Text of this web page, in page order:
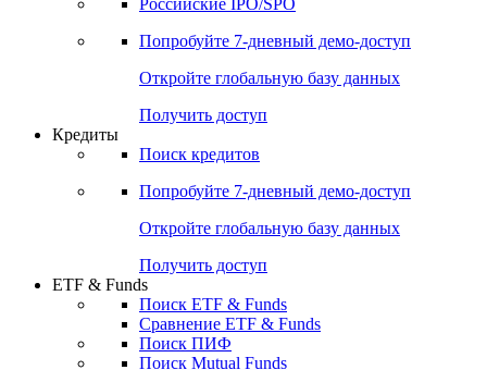
Поиск акций
Российские IPO/SPO
Попробуйте7-дневный
Откройте глобальную базу данных
Получить доступ
Поиск кредитов
Попробуйте7-дневный
Откройте глобальную базу данных
Получить доступ
ETF & Funds